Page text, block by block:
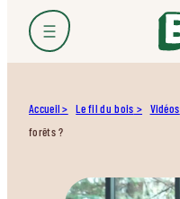
Accueil Le fil du bois Vidéos
forêts ?